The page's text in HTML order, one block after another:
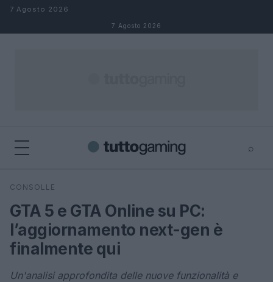
Salta al contenuto
7 Agosto 2026
7 Agosto 2026
⌕
Cerca
CONSOLLE
GTA 5 e GTA Online su PC:
l’aggiornamento next-gen è
finalmente qui
Un'analisi approfondita delle nuove funzionalità e